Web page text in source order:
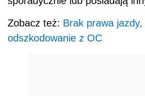
Zobacz też: Brak prawa jazdy,
odszkodowanie z OC